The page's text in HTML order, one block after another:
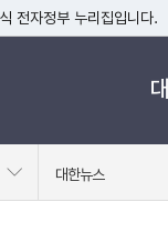
전자정부 누리집입니다.
집은 대한민국 정부기관
대한뉴스